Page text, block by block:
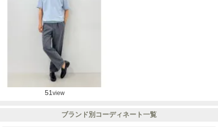
51 view
ブランド別コーディネート一覧